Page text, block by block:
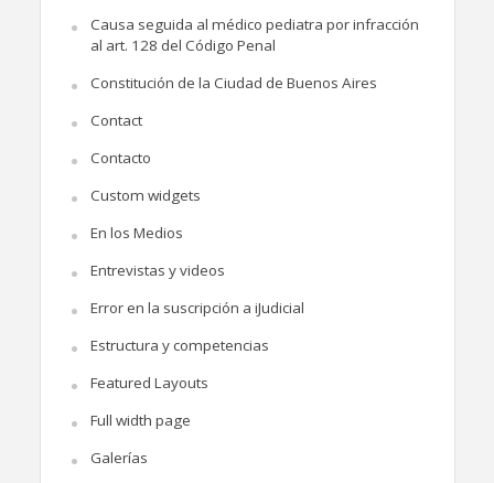
Causa seguida al médico pediatra por infracción
al art. 128 del Código Penal
Constitución de la Ciudad de Buenos Aires
Contact
Contacto
Custom widgets
En los Medios
Entrevistas y videos
Error en la suscripción a iJudicial
Estructura y competencias
Featured Layouts
Full width page
Galerías